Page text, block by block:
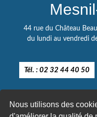
Nous utilisons des
44 rue du Château
du lundi au vendredi
Tél. : 02 32 44 40 50